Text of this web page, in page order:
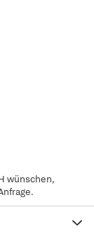
wünschen,